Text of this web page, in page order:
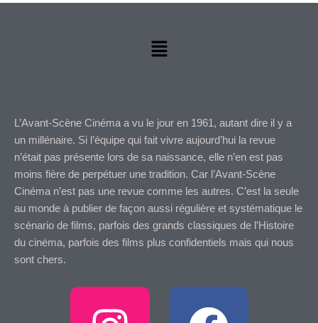
Menu
L’Avant-Scène Cinéma a vu le jour en 1961, autant dire il y a
un millénaire. Si l’équipe qui fait vivre aujourd’hui la revue
n’était pas présente lors de sa naissance, elle n’en est pas
moins fière de perpétuer une tradition. Car l’Avant-Scène
Cinéma n’est pas une revue comme les autres. C’est la seule
au monde à publier de façon aussi régulière et systématique le
scénario de films, parfois des grands classiques de l’Histoire
du cinéma, parfois des films plus confidentiels mais qui nous
sont chers.
I
F